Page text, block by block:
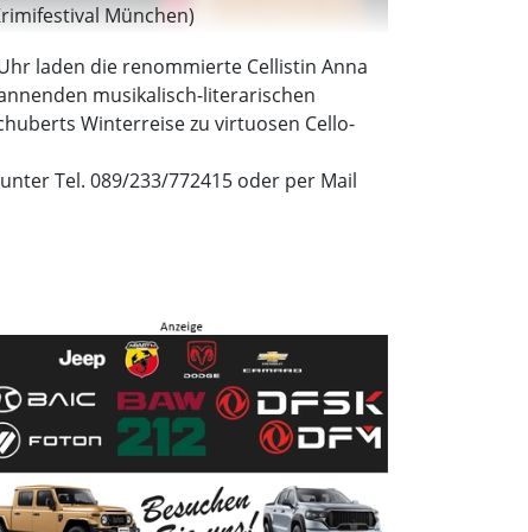
München)
laden die renommierte Cellistin Anna
musikalisch-literarischen
Winterreise zu virtuosen Cello-
Tel. 089/233/772415 oder per Mail